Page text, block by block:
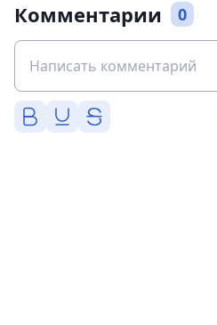
Комментарии 0